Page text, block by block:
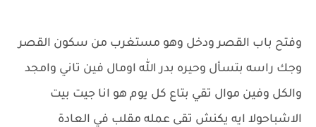
وفتح باب القصر ودخل وهو مستغرب من سكون القصر
وجك راسه بتسأل وحيره بدر الله اومال فين تاني وامجد
والكل وفين موال تقي بتاع كل يوم هو انا جيت بيت
الاشباحولا ايه يكنش تقى عمله مقلب في العادة